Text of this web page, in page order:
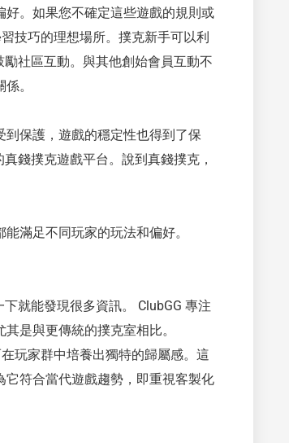
。如果您不確定這些遊戲的規則或
技巧的理想場所。撲克新手可以利
社區互動。與其他創始會員互動不
。
保護，遊戲的穩定性也得到了保
錢撲克遊戲平台。說到真錢撲克，
滿足不同玩家的玩法和偏好。
就能發現很多資訊。 ClubGG 專注
是與更傳統的撲克室相比。
玩家群中培養出獨特的歸屬感。這
符合當代遊戲趨勢，即重視客製化